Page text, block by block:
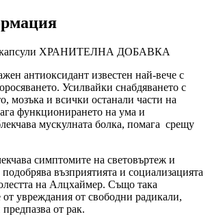
ХРАНИТЕЛНА ДОБАВКА
антиоксидант известен най-вече с
Усилвайки снабдяването с
мозъка и всички останали части на
функционирането на ума и
мускулната болка, помага срещу
симптомите на световъртеж и
възприятията и социализацията
на Алцхаймер. Също така
от увреждания от свободни радикали,
предпазва от рак.